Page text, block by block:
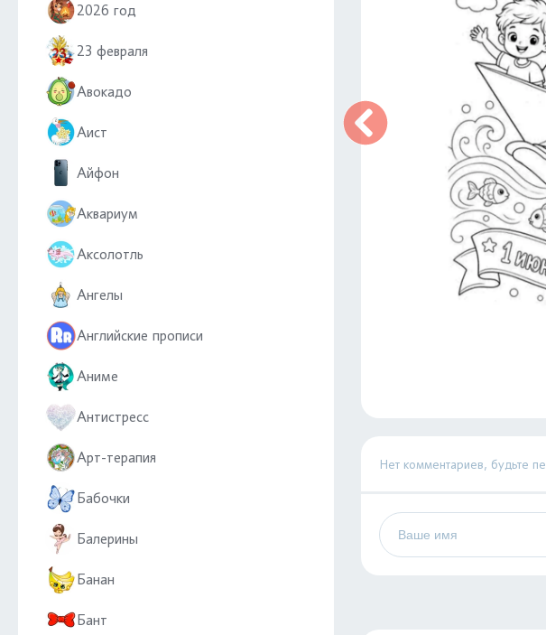
2026 год
23 февраля
Авокадо
Аист
Айфон
Аквариум
Аксолотль
Ангелы
Английские прописи
Аниме
Антистресс
Арт-терапия
Бабочки
Балерины
Банан
Бант
Нет комментариев, будьте